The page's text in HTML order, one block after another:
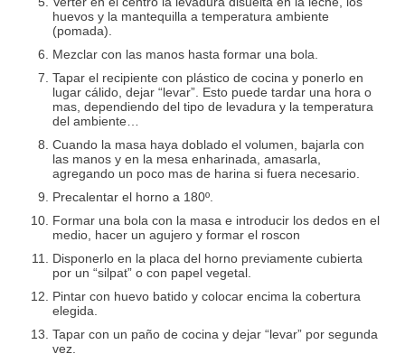
huevos y la mantequilla a temperatura ambiente
(pomada).
Mezclar con las manos hasta formar una bola.
Tapar el recipiente con plástico de cocina y ponerlo en
lugar cálido, dejar “levar”. Esto puede tardar una hora o
mas, dependiendo del tipo de levadura y la temperatura
del ambiente…
Cuando la masa haya doblado el volumen, bajarla con
las manos y en la mesa enharinada, amasarla,
agregando un poco mas de harina si fuera necesario.
Precalentar el horno a 180º.
Formar una bola con la masa e introducir los dedos en el
medio, hacer un agujero y formar el roscon
Disponerlo en la placa del horno previamente cubierta
por un “silpat” o con papel vegetal.
Pintar con huevo batido y colocar encima la cobertura
elegida.
Tapar con un paño de cocina y dejar “levar” por segunda
vez.